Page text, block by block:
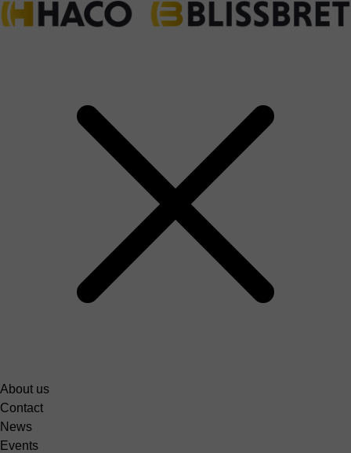
About us
Contact
News
Events